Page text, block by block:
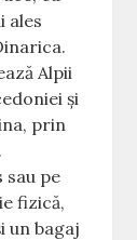
ales
Alpii
și
prin
pe
fizică,
un bagaj